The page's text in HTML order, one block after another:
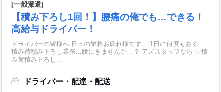
[一般派遣]
【積み下ろし1回！】腰痛の俺でも…できる！
高給与ドライバー！
ドライバーの皆様へ 日々の業務お疲れ様です。 1日に何度もある、
積み荷積み下ろし業務…腰にきませんか…？ アズスタッフなら ◇積
み荷積み下ろし...
ドライバー・配達・配送